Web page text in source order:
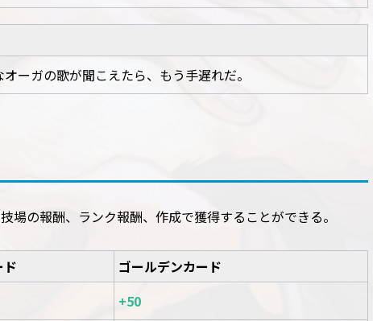
ーガの歌が聞こえたら、もう手遅れだ。
場の報酬、ランク報酬、作成で獲得することができる。
ド
ゴールデンカード
+50